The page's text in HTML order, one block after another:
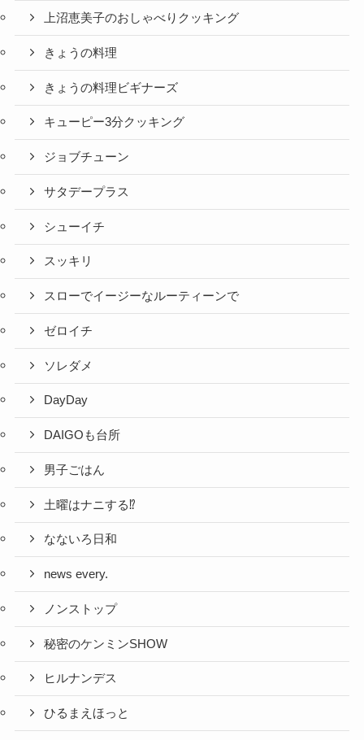
上沼恵美子のおしゃべりクッキング
きょうの料理
きょうの料理ビギナーズ
キューピー3分クッキング
ジョブチューン
サタデープラス
シューイチ
スッキリ
スローでイージーなルーティーンで
ゼロイチ
ソレダメ
DayDay
DAIGOも台所
男子ごはん
土曜はナニする⁉
なないろ日和
news every.
ノンストップ
秘密のケンミンSHOW
ヒルナンデス
ひるまえほっと